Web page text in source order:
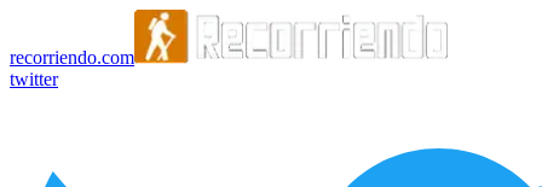
recorriendo.com
twitter